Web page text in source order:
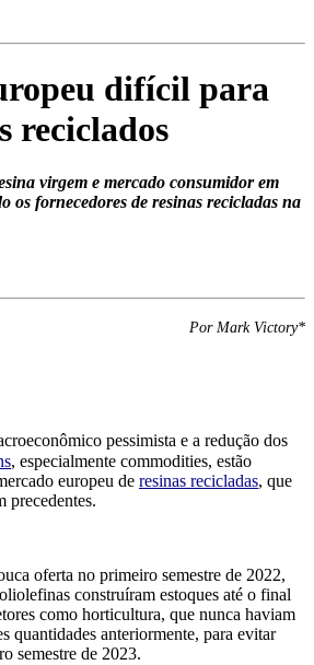
difícil para
reciclados
virgem e mercado consumidor em
os fornecedores de resinas recicladas na
Por Mark Victory*
pessimista e a redução dos
, especialmente commodities, estão
europeu de resinas recicladas, que
precedentes.
oferta no primeiro semestre de 2022,
construíram estoques até o final
como horticultura, que nunca haviam
quantidades anteriormente, para evitar
semestre de 2023.